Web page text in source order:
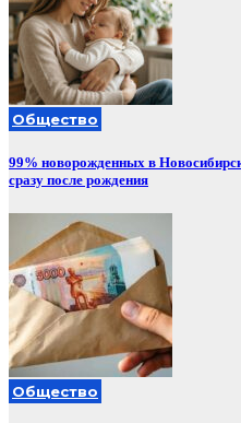
Общество
99% новорожденных в
сразу после рождения
Общество